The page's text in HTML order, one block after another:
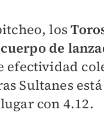
los
de
efectividad
Sultanes
con 4.12.